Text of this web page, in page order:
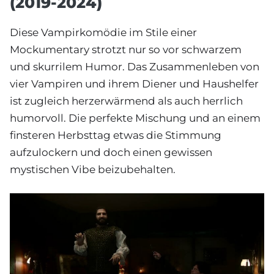
Diese Vampirkomödie im Stile einer
Mockumentary strotzt nur so vor schwarzem
und skurrilem Humor. Das Zusammenleben von
vier Vampiren und ihrem Diener und Haushelfer
ist zugleich herzerwärmend als auch herrlich
humorvoll. Die perfekte Mischung und an einem
finsteren Herbsttag etwas die Stimmung
aufzulockern und doch einen gewissen
mystischen Vibe beizubehalten.